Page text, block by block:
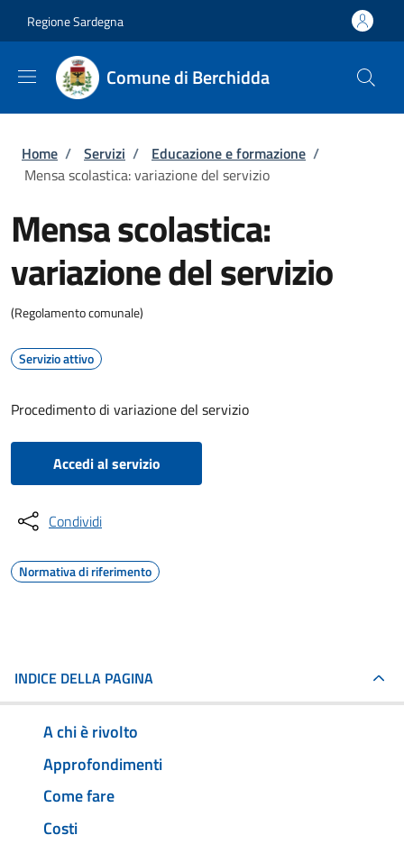
Regione Sardegna
Comune di Berchidda
Briciole di pane
Home / Servizi / Educazione e formazione /
Mensa scolastica: variazione del servizio
Mensa scolastica:
variazione del servizio
(Regolamento comunale)
Servizio attivo
Procedimento di variazione del servizio
Accedi al servizio
Condividi
Normativa di riferimento
INDICE DELLA PAGINA
A chi è rivolto
Approfondimenti
Come fare
Costi